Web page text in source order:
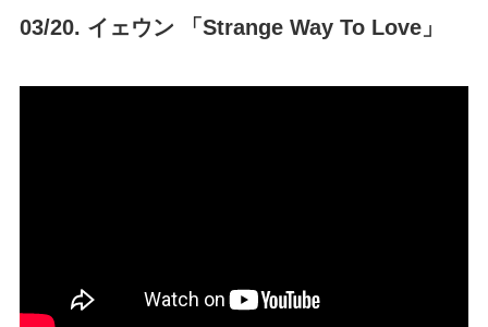
03/20. イェウン 「Strange Way To Love」